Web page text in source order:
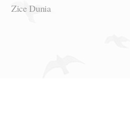
Zice Dunia